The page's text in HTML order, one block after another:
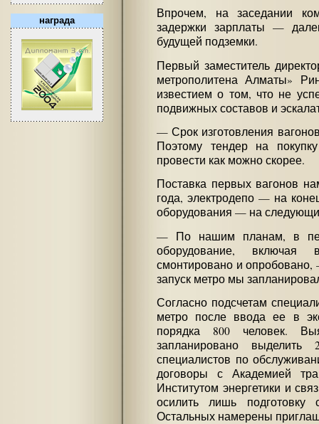
награда
Впрочем, на заседании
задержки зарплаты —
будущей подземки.
Первый заместитель
метрополитена Алматы»
известием о том, что не
подвижных составов и
— Срок изготовления
Поэтому тендер на
провести как можно скорее.
Поставка первых вагонов
года, электродепо — на
оборудования — на
— По нашим планам, в
оборудование,
смонтировано и
запуск метро мы
Согласно подсчетам
метро после ввода ее в
порядка 800 человек.
запланировано
специалистов по
договоры с Академией
Институтом энергетики и
осилить лишь подготовку
Остальных намерены